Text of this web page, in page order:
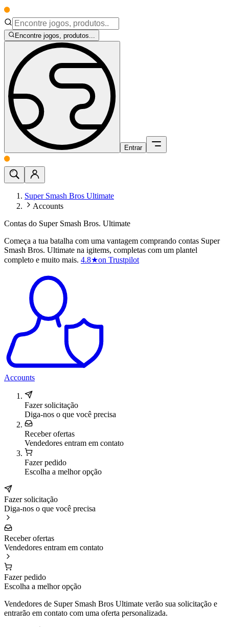
Encontre jogos, produtos...
Entrar
Super Smash Bros Ultimate
Accounts
Contas do Super Smash Bros. Ultimate
Começa a tua batalha com uma vantagem comprando contas Super
Smash Bros. Ultimate na igitems, completas com um plantel
completo e muito mais. 4.8★on Trustpilot
Accounts
Fazer solicitação
Diga-nos o que você precisa
Receber ofertas
Vendedores entram em contato
Fazer pedido
Escolha a melhor opção
Fazer solicitação
Diga-nos o que você precisa
Receber ofertas
Vendedores entram em contato
Fazer pedido
Escolha a melhor opção
Vendedores de Super Smash Bros Ultimate verão sua solicitação e
entrarão em contato com uma oferta personalizada.